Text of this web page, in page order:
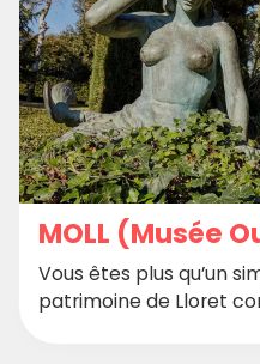
MOLL (Musée
Vous êtes plus qu’un
patrimoine de Lloret